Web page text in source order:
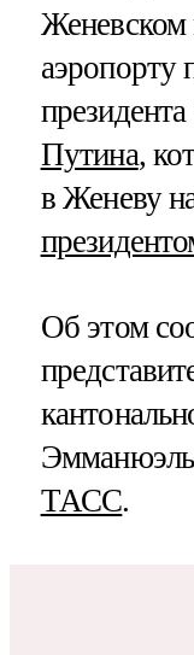
аэропорту
Путина,
в Женеву
Об этом
ТАСС.